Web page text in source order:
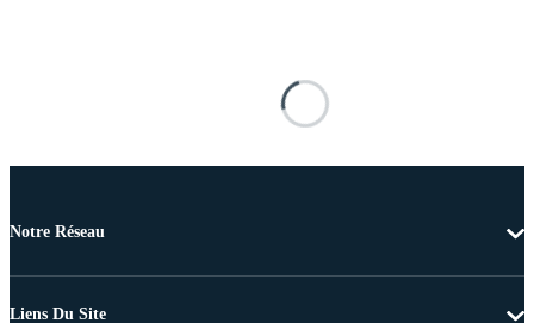
Notre Réseau
Liens Du Site